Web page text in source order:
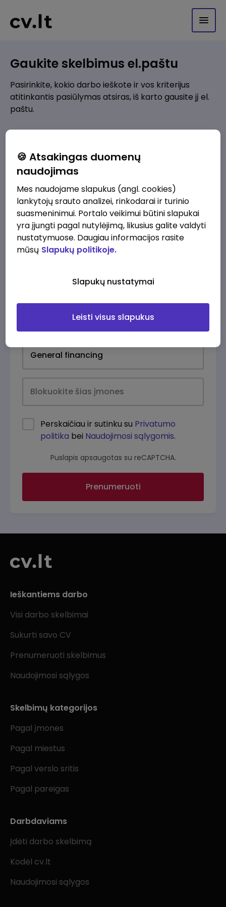
Gaukite skelbimus el.paštu
Pasirinkite, kokio darbo ieškote ir vos kriterijus
atitinkantis pasiūlymas atsiras, iš karto gausite jį el.
paštu.
Pridėti naują
Kokios srities darbo pasiūlymai jus domina?
Pridėti naują
Perskaičiau ir sutinku su Privatumo
politika bei Naudojimosi sąlygomis.
Puslapis apsaugotas su reCAPTCHA.
Prenumeruoti
Ieškantiems darbo
Visi darbo skelbimai
Sukurti savo CV
Prenumeruoti skelbimus
Naudojimosi sąlygos
Skelbimų kategorijos
Pagal įmones
Pagal miestus
Pagal verslo sritis
Pagal pareigas
Darbdaviams
Įdėti darbo skelbimą
Kodėl cv.lt
Naudojimosi sąlygos
🍪 Atsakingas duomenų
naudojimas
Mes naudojame slapukus (angl. cookies)
lankytojų srauto analizei, rinkodarai ir turinio
suasmeninimui. Portalo veikimui būtini slapukai
yra įjungti pagal nutylėjimą, likusius galite valdyti
nustatymuose. Daugiau informacijos rasite
mūsų Slapukų politikoje.
Slapukų nustatymai
Leisti visus slapukus